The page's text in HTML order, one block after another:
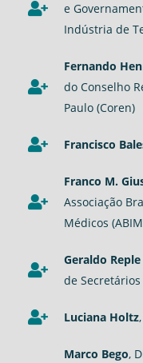
e
Indústria de
Fernando
do Conselho
Paulo (Coren)
Francisco
Franco M.
Associação
Médicos
Geraldo
de
Luciana Holtz
Marco Bego,